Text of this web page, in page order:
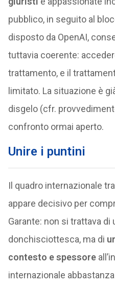
pubblico, in seguito al
disposto da OpenAI,
tuttavia coerente:
trattamento, e il
limitato. La situazione è
disgelo (cfr.
confronto ormai aperto.
Unire i puntini
Il quadro internazionale
appare decisivo per
Garante: non si trattava di
donchisciottesca, ma di
contesto e spessore
internazionale